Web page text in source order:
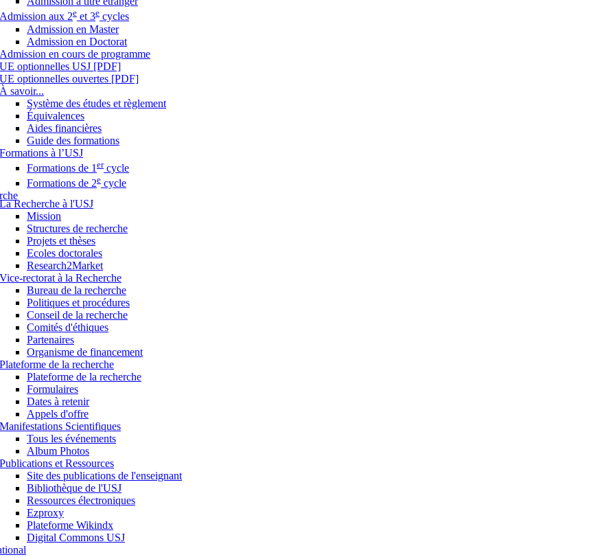
Admission aux 2e et 3e cycles
Admission en Master
Admission en Doctorat
Admission en cours de programme
UE optionnelles USJ [PDF]
UE optionnelles ouvertes [PDF]
À savoir...
Système des études et règlement
Équivalences
Aides financières
Guide des formations
Formations à l’USJ
Formations de 1 ercycle
Formations de 2e cycle
La Recherche à l'USJ
Mission
Structures de recherche
Projets et thèses
Ecoles doctorales
Research2Market
Vice-rectorat à la Recherche
Bureau de la recherche
Politiques et procédures
Conseil de la recherche
Comités d'éthiques
Partenaires
Organisme de financement
Plateforme de la recherche
Plateforme de la recherche
Formulaires
Dates à retenir
Appels d'offre
Manifestations Scientifiques
Tous les événements
Album Photos
Publications et Ressources
Site des publications de l'enseignant
Bibliothèque de l'USJ
Ressources électroniques
Ezproxy
Plateforme Wikindx
Digital Commons USJ